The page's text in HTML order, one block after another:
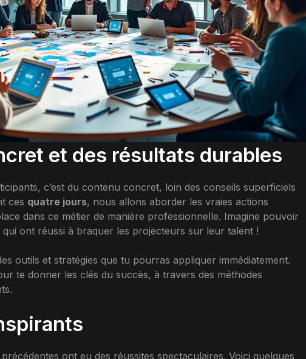
et des résultats durables
c’est du contenu concret, loin des conseils superficiels
ces quatre jours, nous allons aborder les vraies actions
dans ce métier de manière professionnelle. Imagine pouvoir
ont réussi à braquer les projecteurs sur leur talent !
outils et stratégies que tu pourras appliquer immédiatement.
te donner les clés du succès, à travers des méthodes
ont eu des réussites spectaculaires. Voici quelques